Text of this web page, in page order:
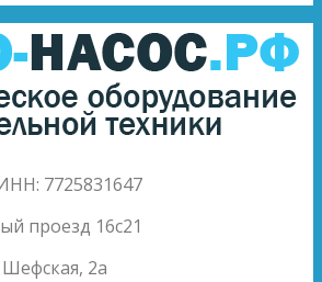
7725831647
проезд 16с21
Шефская, 2а